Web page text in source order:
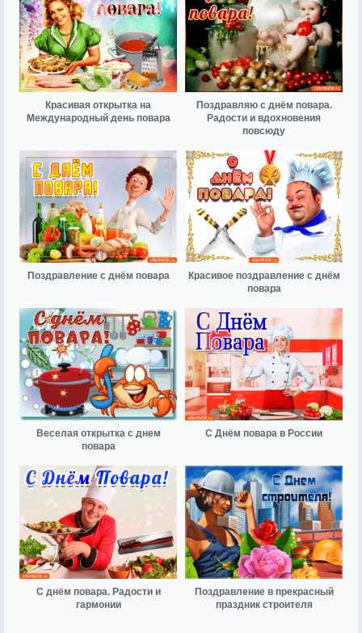
Красивая открытка на
Международный день повара
Поздравляю с днём повара.
Радости и вдохновения
повсюду
Поздравление с днём повара
Красивое поздравление с днём
повара
Веселая открытка с днем
повара
С Днём повара в России
С днём повара. Радости и
гармонии
Поздравление в прекрасный
праздник строителя